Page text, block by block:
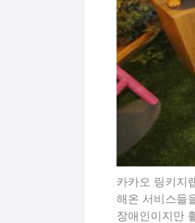
카카오 링키지
해온 서비스들
장애인이지만